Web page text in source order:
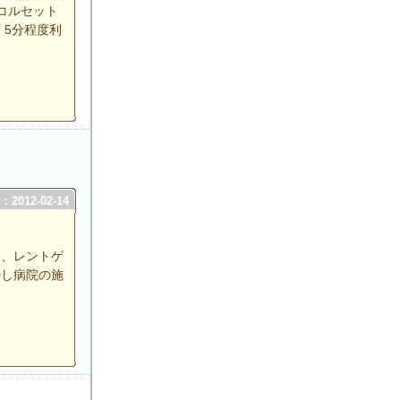
ルセット
分程度利
2012-02-14
レントゲ
病院の施